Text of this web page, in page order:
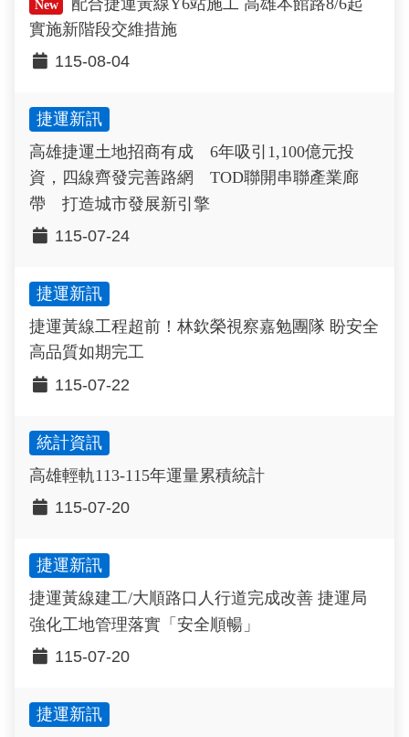
New
實施新階段交維措施
115-08-04
捷運新訊
高雄捷運土地招商有成 6年吸引1,100億元投
資，四線齊發完善路網 TOD聯開串聯產業廊
帶 打造城市發展新引擎
115-07-24
捷運新訊
捷運黃線工程超前！林欽榮視察嘉勉團隊 盼安全
高品質如期完工
115-07-22
統計資訊
高雄輕軌113-115年運量累積統計
115-07-20
捷運新訊
捷運黃線建工/大順路口人行道完成改善 捷運局
強化工地管理落實「安全順暢」
115-07-20
捷運新訊